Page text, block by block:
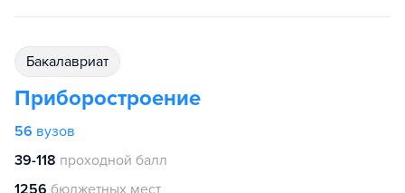
бакалавриат
Приборостроение
56 вузов
39-118 проходной балл
1256 бюджетных мест